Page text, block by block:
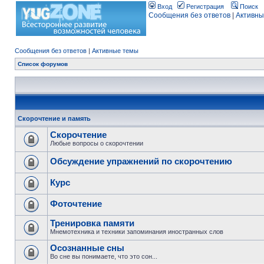
Вход Регистрация Поиск
Сообщения без ответов
Сообщения без ответов | Активные темы
Список форумов
Скорочтение и память
Скорочтение
Любые вопросы о скорочтении
Обсуждение упражнений по скорочтению
Курс
Фоточтение
Тренировка памяти
Мнемотехника и техники запоминания иностранных слов
Осознанные сны
Во сне вы понимаете, что это сон...